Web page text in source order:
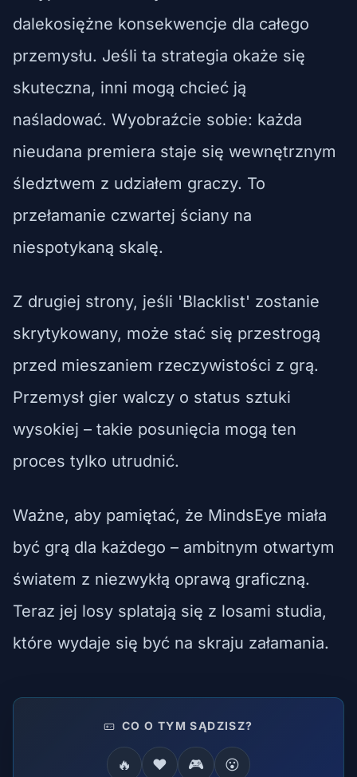
dalekosiężne konsekwencje dla całego
przemysłu. Jeśli ta strategia okaże się
skuteczna, inni mogą chcieć ją
naśladować. Wyobraźcie sobie: każda
nieudana premiera staje się wewnętrznym
śledztwem z udziałem graczy. To
przełamanie czwartej ściany na
niespotykaną skalę.
Z drugiej strony, jeśli 'Blacklist' zostanie
skrytykowany, może stać się przestrogą
przed mieszaniem rzeczywistości z grą.
Przemysł gier walczy o status sztuki
wysokiej – takie posunięcia mogą ten
proces tylko utrudnić.
Ważne, aby pamiętać, że MindsEye miała
być grą dla każdego – ambitnym otwartym
światem z niezwykłą oprawą graficzną.
Teraz jej losy splatają się z losami studia,
które wydaje się być na skraju załamania.
CO O TYM SĄDZISZ?
🔥 ❤️ 🎮 😮